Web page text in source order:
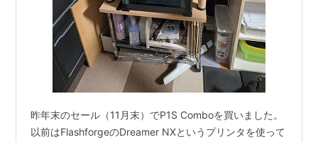
昨年末のセール（11月末）でP1S Comboを買いました。
以前はFlashforgeのDreamer NXというプリンタを使って